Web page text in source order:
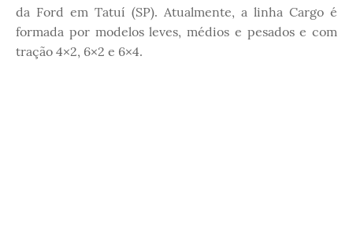
da Ford em Tatuí (SP). Atualmente, a linha Cargo é
formada por modelos leves, médios e pesados e com
tração 4×2, 6×2 e 6×4.